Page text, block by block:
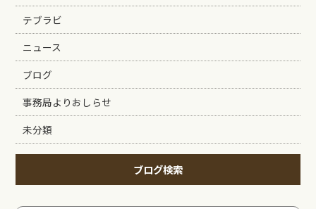
テブラビ
ニュース
ブログ
事務局よりおしらせ
未分類
ブログ検索